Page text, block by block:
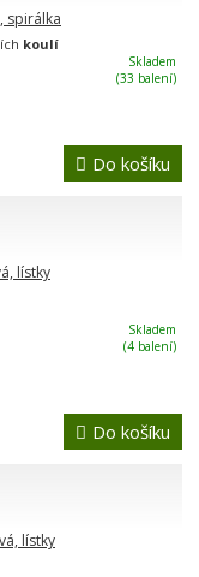
koulí
Skladem
(33 balení)
Do košíku
Skladem
(4 balení)
Do košíku